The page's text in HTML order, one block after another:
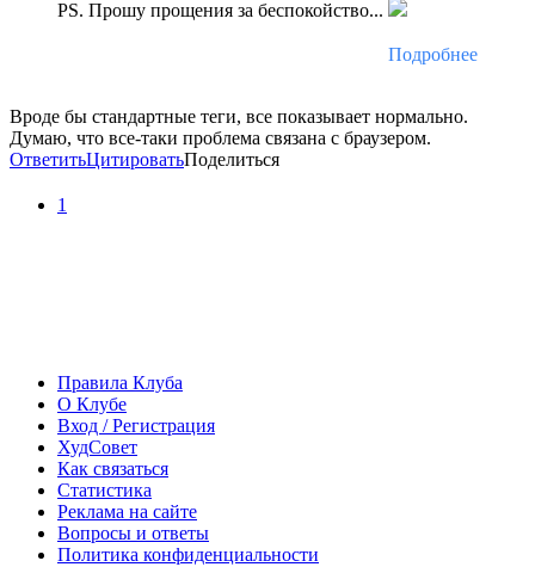
PS. Прошу прощения за беспокойство...
Подробнее
Вроде бы стандартные теги, все показывает нормально.
Думаю, что все-таки проблема связана с браузером.
ОтветитьЦитироватьПоделиться
1
Правила Клуба
О Клубе
Вход / Регистрация
ХудСовет
Как связаться
Статистика
Реклама на сайте
Вопросы и ответы
Политика конфиденциальности